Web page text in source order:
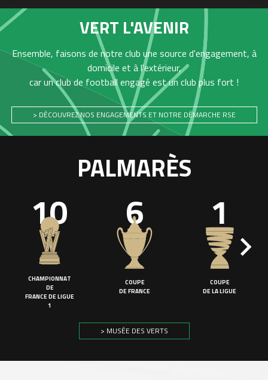
VERT L'AVENIR
Ensemble, faisons de notre club une source d'engagement, à
domicile et à l'extérieur,
car un club de football engagé est un club plus fort !
> DÉCOUVREZ NOS ENGAGEMENTS ET NOTRE DÉMARCHE RSE
PALMARÈS
10
CHAMPIONNAT
DE
FRANCE DE LIGUE
1
6
COUPE
DE FRANCE
1
COUPE
DE LA LIGUE
> MUSÉE DES VERTS